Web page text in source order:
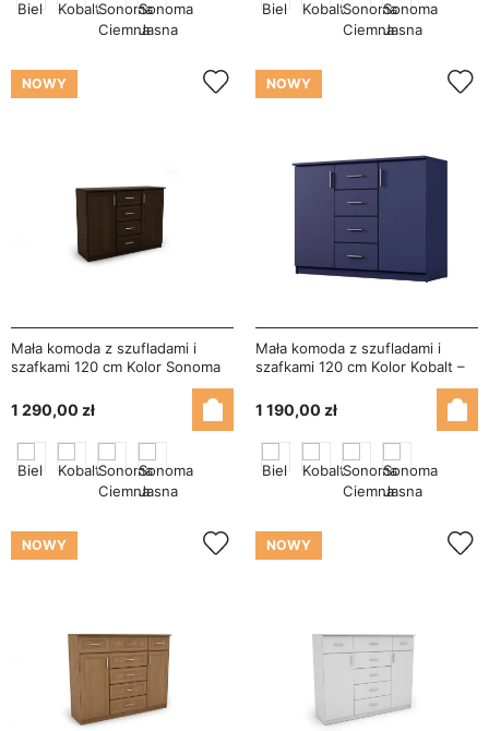
NOWY
Mała komoda z szufladami i
szafkami 120 cm Kolor Sonoma
1 290,00 zł
NOWY
Mała komoda z szufladami i
szafkami 120 cm Kolor Kobalt –
1 190,00 zł
NOWY NOWY